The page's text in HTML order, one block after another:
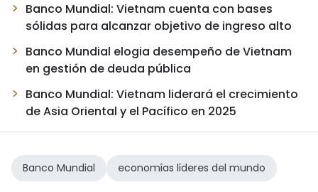
Banco Mundial: Vietnam cuenta con bases
sólidas para alcanzar objetivo de ingreso alto
Banco Mundial elogia desempeño de Vietnam
en gestión de deuda pública
Banco Mundial: Vietnam liderará el crecimiento
de Asia Oriental y el Pacífico en 2025
Banco Mundial economías líderes del mundo